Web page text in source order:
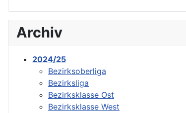
Archiv
2024/25
Bezirksoberliga
Bezirksliga
Bezirksklasse Ost
Bezirksklasse West